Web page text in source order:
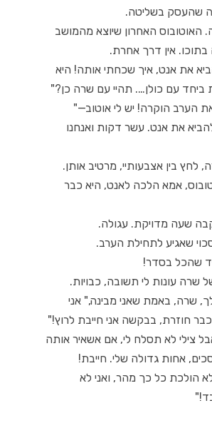
שהעסק בשליטה.
האוטובוס האחרון שיוצא מהמושב
בתוכו. אין דרך אחרת.
את אנט, איך שכחתי אותה! היא
ביחד עם כולן…. תהיי עם שרה כן?"
הערב הוקרה! יש לי אוטוב—"
להביא את אנט. עשר דקות ואנחנו
בין אצבעותיי, מרטיב אותן.
אמא הלכה לאנט, היא כבר
שעה מדויקת. עגולה.
שאגיע לתחילת הערב.
שהכל בסדר!
שרה עונות לי תשובה, כבויות.
שרה, באמת שאני מבינה," אני
חוזרת, בבקשה אני חייבת לרוץ!"
צילי לא תסלח לי, אם אשאיר אותה
אחות גדולה שלי. חייבת!
הולכת כל כך מהר, ואני לא